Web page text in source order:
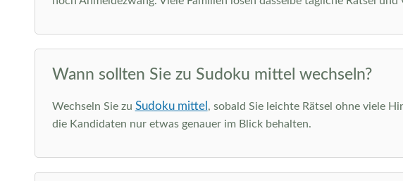
Wann sollten Sie zu Sudoku mittel wechseln?
Wechseln Sie zu Sudoku mittel , sobald Sie leichte Rätsel ohne viele
die Kandidaten nur etwas genauer im Blick behalten.